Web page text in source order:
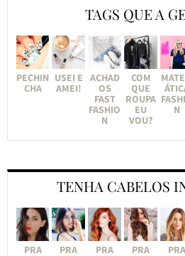
TAGS QUE A
PECHIN
CHA
USEI E
AMEI!
ACHAD
OS
FAST
FASHIO
N
COM
QUE
ROUPA
EU
VOU?
N
TENHA CABELOS
PRA
PRA
PRA
PRA
PRA